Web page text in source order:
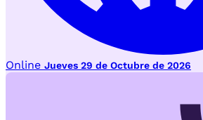
Online Jueves 29 de Octubre de 2026